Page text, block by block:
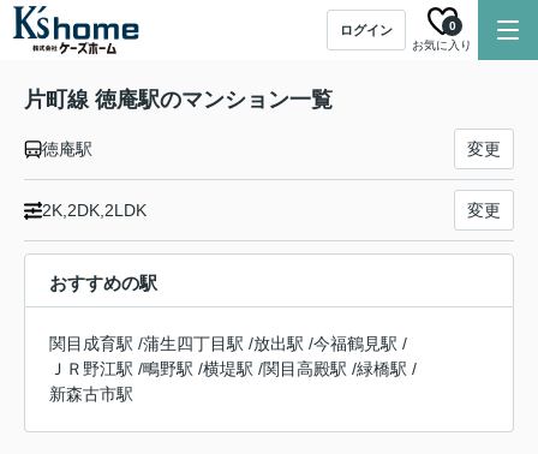
ログイン
お気に入り
0
片町線 徳庵駅のマンション一覧
徳庵駅 変更
2K,2DK,2LDK 変更
おすすめの駅
関目成育駅 /蒲生四丁目駅 /放出駅 /今福鶴見駅 /
ＪＲ野江駅 /鴫野駅 /横堤駅 /関目高殿駅 /緑橋駅 /
新森古市駅